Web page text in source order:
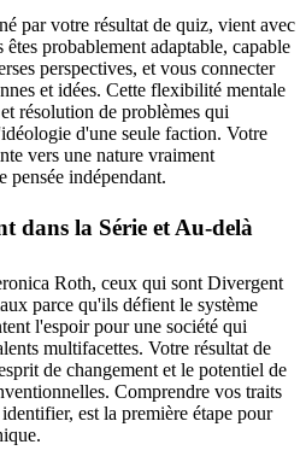
par votre résultat de quiz, vient avec
probablement adaptable, capable
perspectives, et vous connecter
et idées. Cette flexibilité mentale
résolution de problèmes qui
d'une seule faction. Votre
vers une nature vraiment
pensée indépendant.
dans la Série et Au-delà
Roth, ceux qui sont Divergent
parce qu'ils défient le système
l'espoir pour une société qui
multifacettes. Votre résultat de
de changement et le potentiel de
Comprendre vos traits
est la première étape pour